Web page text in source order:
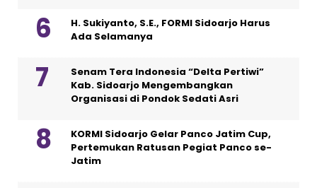
H. Sukiyanto, S.E., FORMI Sidoarjo Harus
Ada Selamanya
Senam Tera Indonesia “Delta Pertiwi”
Kab. Sidoarjo Mengembangkan
Organisasi di Pondok Sedati Asri
KORMI Sidoarjo Gelar Panco Jatim Cup,
Pertemukan Ratusan Pegiat Panco se-
Jatim